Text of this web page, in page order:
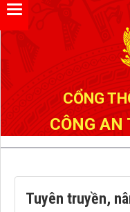
CỔNG
CÔNG
Tuyên truyền,